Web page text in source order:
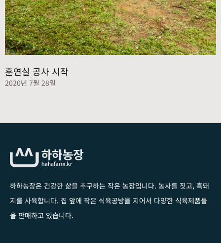
훈연실 공사 시작
2020년 7월 28일
하하농장은 건강한 삶을 추구하는 작은 농장입니다. 농사를 짓고, 흑돼
지를 사육합니다. 집 앞에 작은 식육공방을 지어서 다양한 식육제품들
을 판매하고 있습니다.